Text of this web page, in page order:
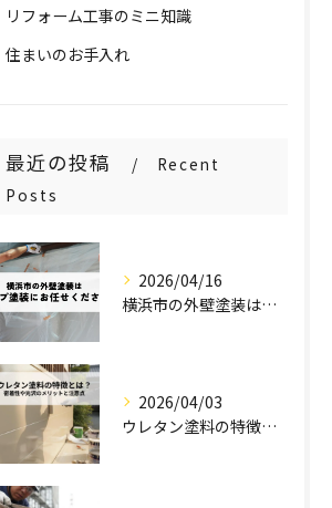
リフォーム工事のミニ知識
住まいのお手入れ
最近の投稿
Recent
Posts
2026/04/16
横浜市の外壁塗装はステップ塗装にお任せください！
2026/04/03
ウレタン塗料の特徴とは？密着性や光沢のメリットと注意点を解説！